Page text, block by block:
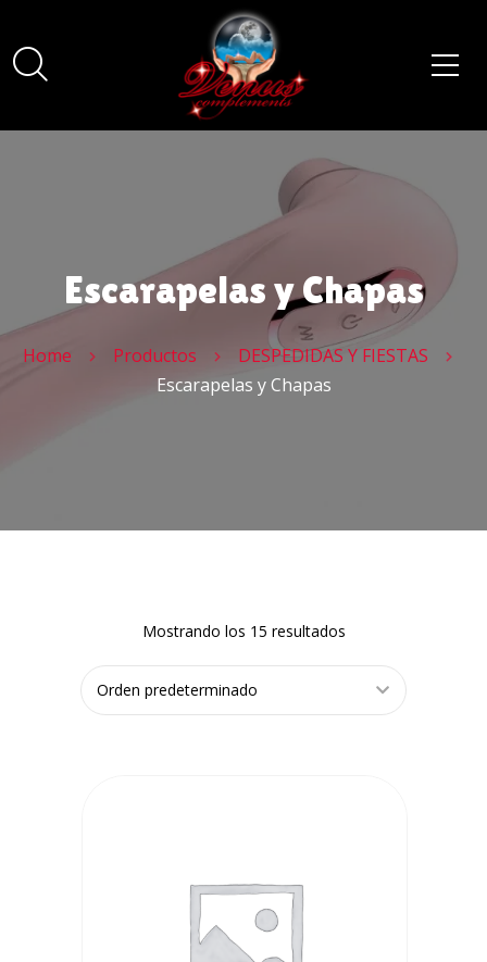
Escarapelas y Chapas
Home Productos
DESPEDIDAS Y FIESTAS
Escarapelas y Chapas
Mostrando los 15 resultados
AÑADIR AL
CARRITO